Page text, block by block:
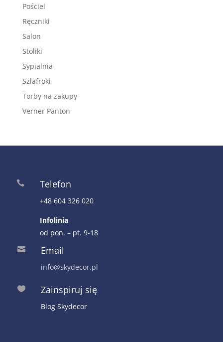
Pościel
Ręczniki
Salon
Stoliki
Sypialnia
Szlafroki
Torby na zakupy
Verner Panton
 Telefon
+48 604 326 020
Infolinia
od pon. – pt. 9-18
 Email
info@skydecor.pl
 Zainspiruj się
Blog Skydecor